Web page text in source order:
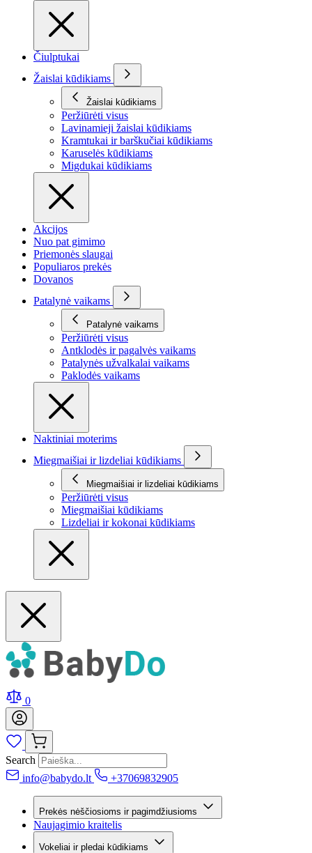
Čiulptukai
Žaislai kūdikiams
Žaislai kūdikiams
Peržiūrėti visus
Lavinamieji žaislai kūdikiams
Kramtukai ir barškučiai kūdikiams
Karuselės kūdikiams
Migdukai kūdikiams
Akcijos
Nuo pat gimimo
Priemonės slaugai
Populiaros prekės
Dovanos
Patalynė vaikams
Patalynė vaikams
Peržiūrėti visus
Antklodės ir pagalvės vaikams
Patalynės užvalkalai vaikams
Paklodės vaikams
Naktiniai moterims
Miegmaišiai ir lizdeliai kūdikiams
Miegmaišiai ir lizdeliai kūdikiams
Peržiūrėti visus
Miegmaišiai kūdikiams
Lizdeliai ir kokonai kūdikiams
0
Search
info@babydo.lt
+37069832905
Prekės nėščiosioms ir pagimdžiusioms
Naujagimio kraitelis
Vokeliai ir pledai kūdikiams